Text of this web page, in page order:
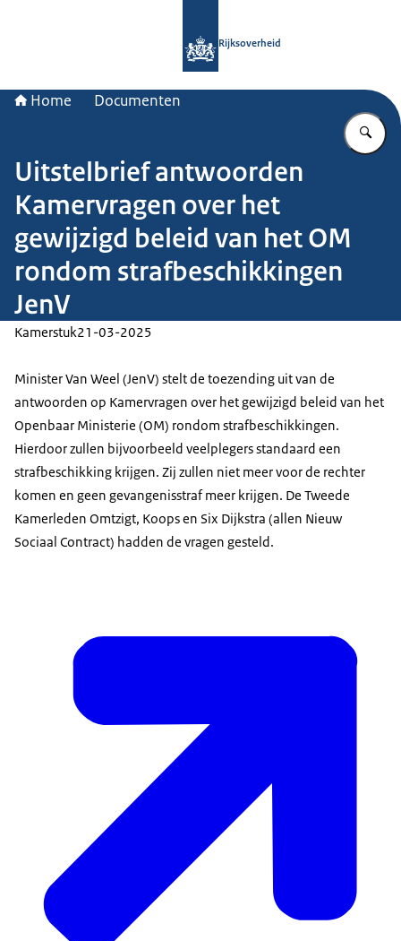
Rijksoverheid
Home Documenten
Uitstelbrief antwoorden
Kamervragen over het
gewijzigd beleid van het OM
rondom strafbeschikkingen
JenV
Kamerstuk21-03-2025
Minister Van Weel (JenV) stelt de toezending uit van de
antwoorden op Kamervragen over het gewijzigd beleid van het
Openbaar Ministerie (OM) rondom strafbeschikkingen.
Hierdoor zullen bijvoorbeeld veelplegers standaard een
strafbeschikking krijgen. Zij zullen niet meer voor de rechter
komen en geen gevangenisstraf meer krijgen. De Tweede
Kamerleden Omtzigt, Koops en Six Dijkstra (allen Nieuw
Sociaal Contract) hadden de vragen gesteld.